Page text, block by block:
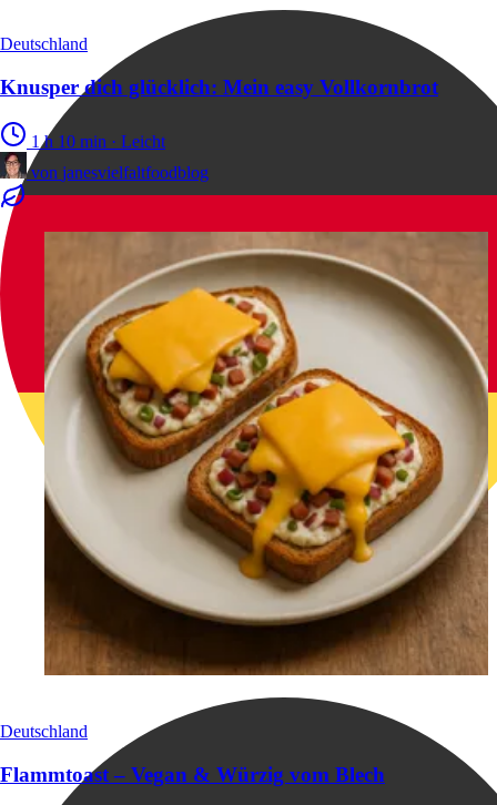
Deutschland
Knusper dich glücklich: Mein easy Vollkornbrot
1 h 10 min · Leicht
von janesvielfaltfoodblog
Deutschland
Flammtoast – Vegan & Würzig vom Blech